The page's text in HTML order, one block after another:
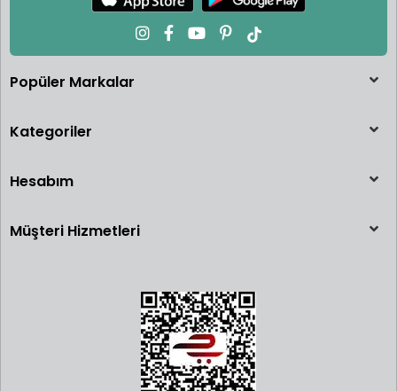
Popüler Markalar
Kategoriler
Hesabım
Müşteri Hizmetleri